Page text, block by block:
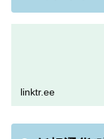
linktr.ee